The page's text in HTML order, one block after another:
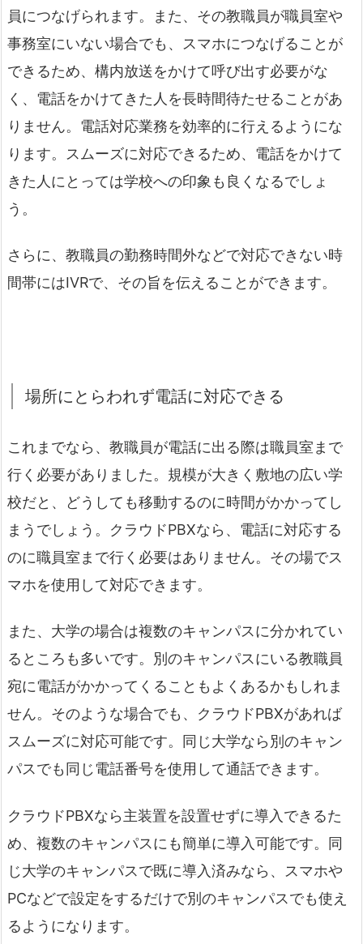
員につなげられます。また、その教職員が職員室や
事務室にいない場合でも、スマホにつなげることが
できるため、構内放送をかけて呼び出す必要がな
く、電話をかけてきた人を長時間待たせることがあ
りません。電話対応業務を効率的に行えるようにな
ります。スムーズに対応できるため、電話をかけて
きた人にとっては学校への印象も良くなるでしょ
う。
さらに、教職員の勤務時間外などで対応できない時
間帯にはIVRで、その旨を伝えることができます。
場所にとらわれず電話に対応できる
これまでなら、教職員が電話に出る際は職員室まで
行く必要がありました。規模が大きく敷地の広い学
校だと、どうしても移動するのに時間がかかってし
まうでしょう。クラウドPBXなら、電話に対応する
のに職員室まで行く必要はありません。その場でス
マホを使用して対応できます。
また、大学の場合は複数のキャンパスに分かれてい
るところも多いです。別のキャンパスにいる教職員
宛に電話がかかってくることもよくあるかもしれま
せん。そのような場合でも、クラウドPBXがあれば
スムーズに対応可能です。同じ大学なら別のキャン
パスでも同じ電話番号を使用して通話できます。
クラウドPBXなら主装置を設置せずに導入できるた
め、複数のキャンパスにも簡単に導入可能です。同
じ大学のキャンパスで既に導入済みなら、スマホや
PCなどで設定をするだけで別のキャンパスでも使え
るようになります。